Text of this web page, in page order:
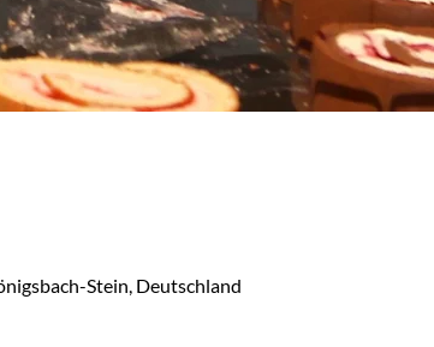
Stein, Deutschland